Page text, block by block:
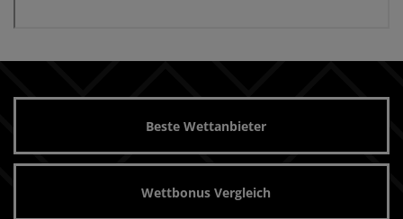
Beste Wettanbieter
Wettbonus Vergleich